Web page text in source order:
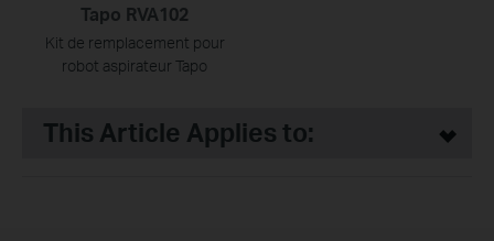
Tapo RVA102
Kit de remplacement pour
robot aspirateur Tapo
This Article Applies to: